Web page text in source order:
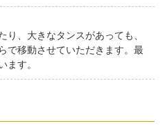
り、大きなタンスがあっても、
で移動させていただきます。最
ます。